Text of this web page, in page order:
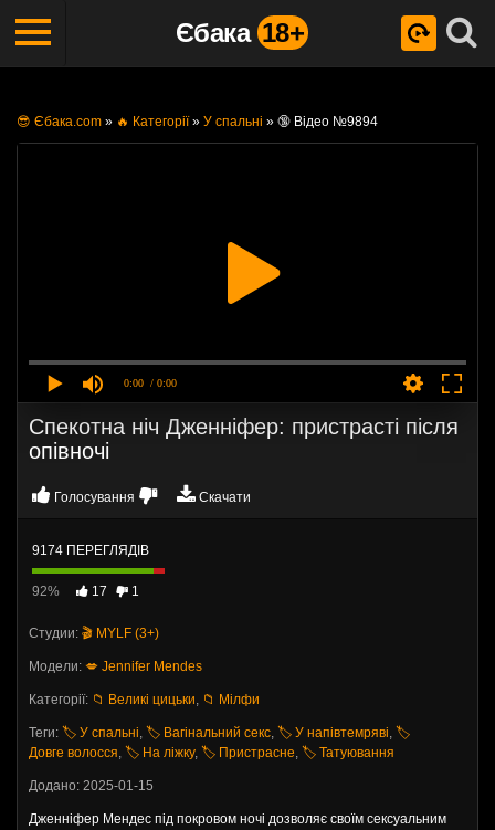
Єбака 18+
😎 Єбака.com » 🔥 Категорії» У спальні » 🔞 Відео №9894
0:00 / 0:00
Спекотна ніч Дженніфер: пристрасті після
опівночі
Голосування Скачати
9174 ПЕРЕГЛЯДІВ
92% 17 1
Студии: 🎬 MYLF (3+)
Модели: 💋 Jennifer Mendes
Категорії: 📁 Великі цицьки, 📁 Мілфи
Теги: 🏷️ У спальні, 🏷️ Вагінальний секс, 🏷️ У напівтемряві, 🏷️
Довге волосся, 🏷️ На ліжку, 🏷️ Пристрасне, 🏷️ Татуювання
Додано: 2025-01-15
Дженніфер Мендес під покровом ночі дозволяє своїм сексуальним